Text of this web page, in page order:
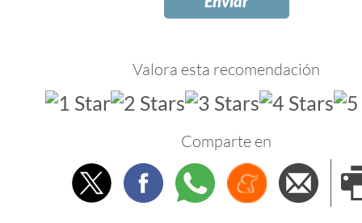
Valora esta recomendación
Comparte en
TwitterFacebookWhatsappMenéame